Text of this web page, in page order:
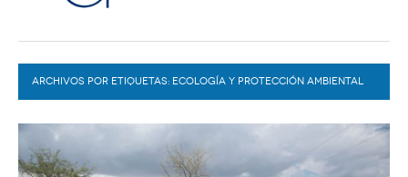
TORREÓN
GÓMEZ PALACIO
LERDO
COAHUILA
DURANGO
DEPORTES
EXA
COLABORADORES
ARCHIVOS POR ETIQUETAS: ECOLOGÍA Y PROTECCIÓN AMBIENTAL